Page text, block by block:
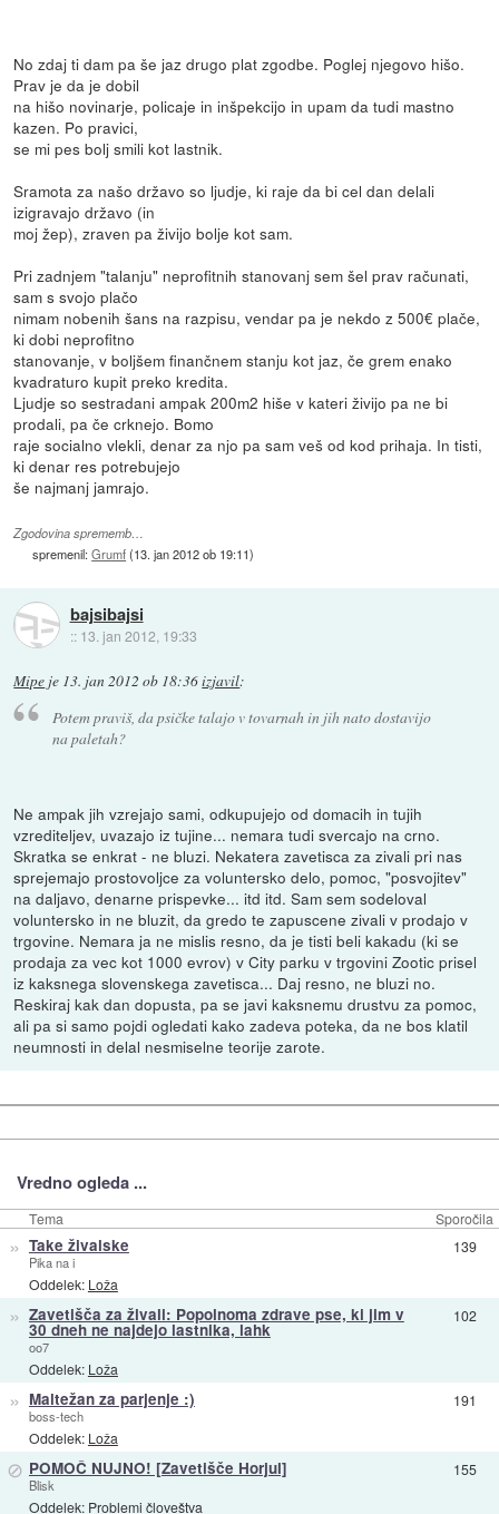
No zdaj ti dam pa še jaz drugo plat zgodbe. Poglej njegovo hišo.
Prav je da je dobil
na hišo novinarje, policaje in inšpekcijo in upam da tudi mastno
kazen. Po pravici,
se mi pes bolj smili kot lastnik.
Sramota za našo državo so ljudje, ki raje da bi cel dan delali
izigravajo državo (in
moj žep), zraven pa živijo bolje kot sam.
Pri zadnjem "talanju" neprofitnih stanovanj sem šel prav računati,
sam s svojo plačo
nimam nobenih šans na razpisu, vendar pa je nekdo z 500€ plače,
ki dobi neprofitno
stanovanje, v boljšem finančnem stanju kot jaz, če grem enako
kvadraturo kupit preko kredita.
Ljudje so sestradani ampak 200m2 hiše v kateri živijo pa ne bi
prodali, pa če crknejo. Bomo
raje socialno vlekli, denar za njo pa sam veš od kod prihaja. In tisti,
ki denar res potrebujejo
še najmanj jamrajo.
Zgodovina sprememb…
spremenil:Grumf(13. jan 2012 ob 19:11)
bajsibajsi
:: 13. jan 2012, 19:33
Mipe je 13. jan 2012 ob 18:36izjavil:
Potem praviš, da psičke talajo v tovarnah in jih nato dostavijo
na paletah?
Ne ampak jih vzrejajo sami, odkupujejo od domacih in tujih
vzrediteljev, uvazajo iz tujine... nemara tudi svercajo na crno.
Skratka se enkrat - ne bluzi. Nekatera zavetisca za zivali pri nas
sprejemajo prostovoljce za voluntersko delo, pomoc, "posvojitev"
na daljavo, denarne prispevke... itd itd. Sam sem sodeloval
voluntersko in ne bluzit, da gredo te zapuscene zivali v prodajo v
trgovine. Nemara ja ne mislis resno, da je tisti beli kakadu (ki se
prodaja za vec kot 1000 evrov) v City parku v trgovini Zootic prisel
iz kaksnega slovenskega zavetisca... Daj resno, ne bluzi no.
Reskiraj kak dan dopusta, pa se javi kaksnemu drustvu za pomoc,
ali pa si samo pojdi ogledati kako zadeva poteka, da ne bos klatil
neumnosti in delal nesmiselne teorije zarote.
Vredno ogleda ...
Tema Sporočila
» Take živalske
Pika na i
Oddelek: Loža
139
» Zavetišča za živali: Popolnoma zdrave pse, ki jim v
30 dneh ne najdejo lastnika, lahk
oo7
Oddelek: Loža
102
» Maltežan za parjenje :)
boss-tech
Oddelek: Loža
191
⊘ POMOČ NUJNO! [Zavetišče Horjul]
Blisk
Oddelek: Problemi človeštva
155